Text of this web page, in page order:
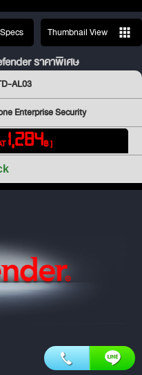
Thumbnail View
ราคาพิเศษ
AL03
Enterprise Security
1,284฿ ]